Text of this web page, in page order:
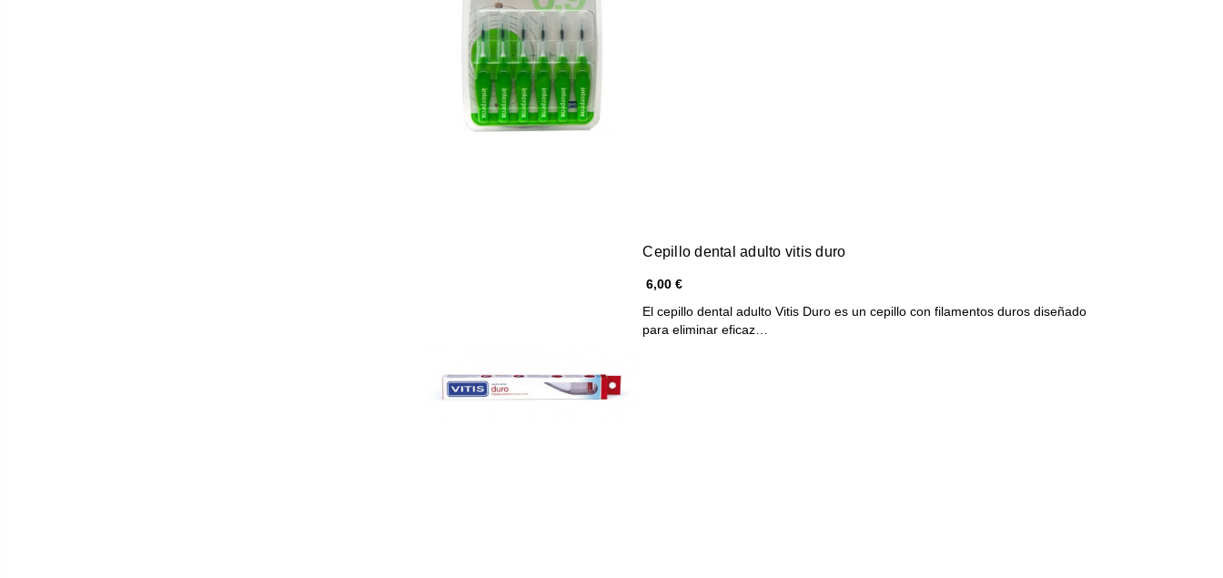
Cepillo dental adulto vitis duro
6,00 €
El cepillo dental adulto Vitis Duro es un cepillo con filamentos duros diseñado
para eliminar eficaz…